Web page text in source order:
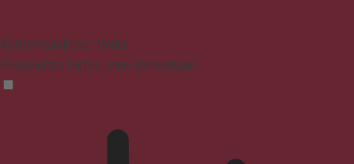
ADHD-freundlicher Modus
Fokussiertes Surfen, ohne Ablenkungen